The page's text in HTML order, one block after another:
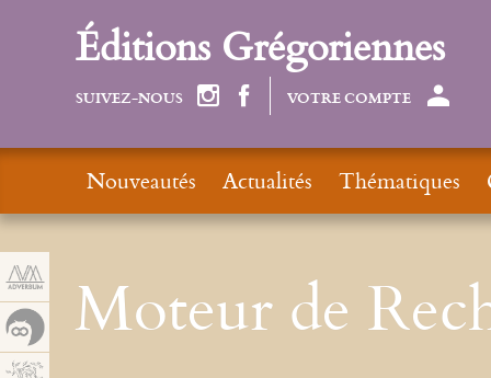
Moteur de
Éditions Grégoriennes
SUIVEZ-NOUS VOTRE COMPTE
Nouveautés Actualités Thématiques
Panneau de gestion des cookies